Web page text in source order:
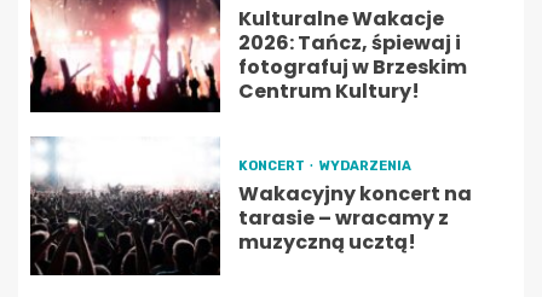
Kulturalne Wakacje
2026: Tańcz, śpiewaj i
fotografuj w Brzeskim
Centrum Kultury!
KONCERT WYDARZENIA
Wakacyjny koncert na
tarasie – wracamy z
muzyczną ucztą!